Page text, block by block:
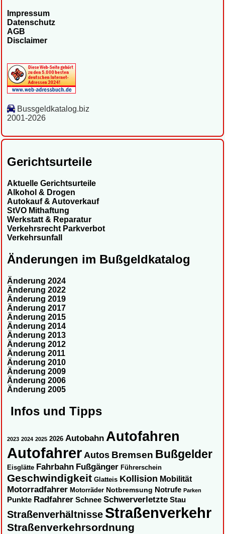
Impressum
Datenschutz
AGB
Disclaimer
Bussgeldkatalog.biz
2001-2026
Gerichtsurteile
Aktuelle Gerichtsurteile
Alkohol & Drogen
Autokauf & Autoverkauf
StVO Mithaftung
Werkstatt & Reparatur
Verkehrsrecht Parkverbot
Verkehrsunfall
Änderungen im Bußgeldkatalog
Änderung 2024
Änderung 2022
Änderung 2019
Änderung 2017
Änderung 2015
Änderung 2014
Änderung 2013
Änderung 2012
Änderung 2011
Änderung 2010
Änderung 2009
Änderung 2006
Änderung 2005
Infos und Tipps
2023 2024 2025 2026 Autobahn Autofahren
Autofahrer Autos Bremsen Bußgelder
Eisglätte Fahrbahn Fußgänger Führerschein
Geschwindigkeit Glatteis Kollision Mobilität
Motorradfahrer Motorräder Notbremsung Notrufe Parken
Punkte Radfahrer Schnee Schwerverletzte Stau
Straßenverhältnisse Straßenverkehr
Straßenverkehrsordnung